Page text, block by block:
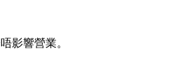
影響營業。